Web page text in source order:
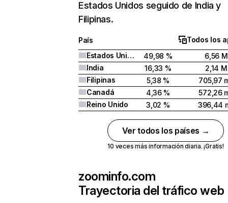
Estados Unidos seguido de India y
Filipinas.
País
Todos los
Estados Unidos
49,98 %
6,56 M
India
16,33 %
2,14 M
Filipinas
5,38 %
705,97
Canadá
4,36 %
572,26
Reino Unido
3,02 % 396,44
Ver todos los países →
10 veces más información diaria. ¡Gratis!
zoominfo.com
Trayectoria del tráfico web